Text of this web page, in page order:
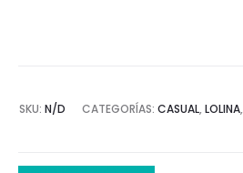
SKU: N/D CATEGORÍAS: CASUAL, LOLINA,